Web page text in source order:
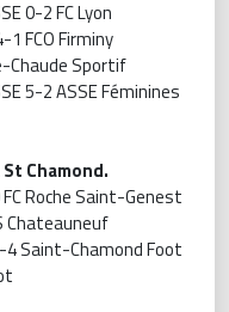
0-2 FC Lyon
FCO Firminy
Chaude Sportif
5-2 ASSE Féminines
Chamond.
Roche Saint-Genest
Chateauneuf
4 Saint-Chamond Foot